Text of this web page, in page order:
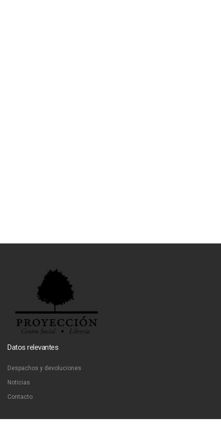
Datos relevantes
Despachos y devoluciones
Noticias
Contacto